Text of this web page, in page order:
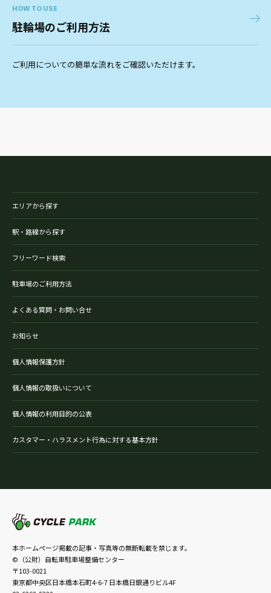
HOW TO USE
駐輪場のご利用方法
ご利用についての簡単な流れをご確認いただけます。
エリアから探す
駅・路線から探す
フリーワード検索
駐車場のご利用方法
よくある質問・お問い合せ
お知らせ
個人情報保護方針
個人情報の取扱いについて
個人情報の利用目的の公表
カスタマー・ハラスメント行為に対する基本方針
本ホームページ掲載の記事・写真等の無断転載を禁じます。
©（公財）自転車駐車場整備センター
〒103-0021
東京都中央区日本橋本石町4-6-7 日本橋日銀通りビル4F